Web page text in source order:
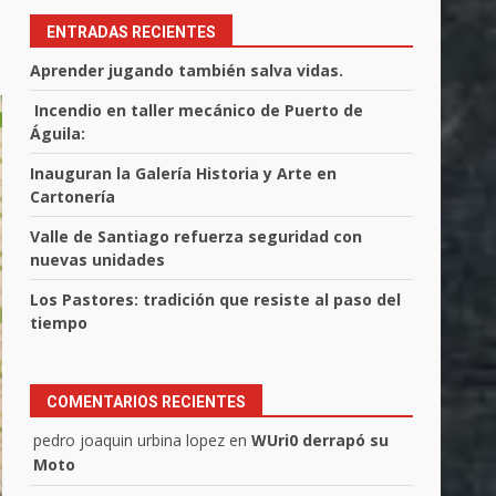
ENTRADAS RECIENTES
Aprender jugando también salva vidas.
Incendio en taller mecánico de Puerto de
Águila:
Inauguran la Galería Historia y Arte en
Cartonería
Valle de Santiago refuerza seguridad con
nuevas unidades
Los Pastores: tradición que resiste al paso del
tiempo
COMENTARIOS RECIENTES
pedro joaquin urbina lopez enWUri0 derrapó su
Moto